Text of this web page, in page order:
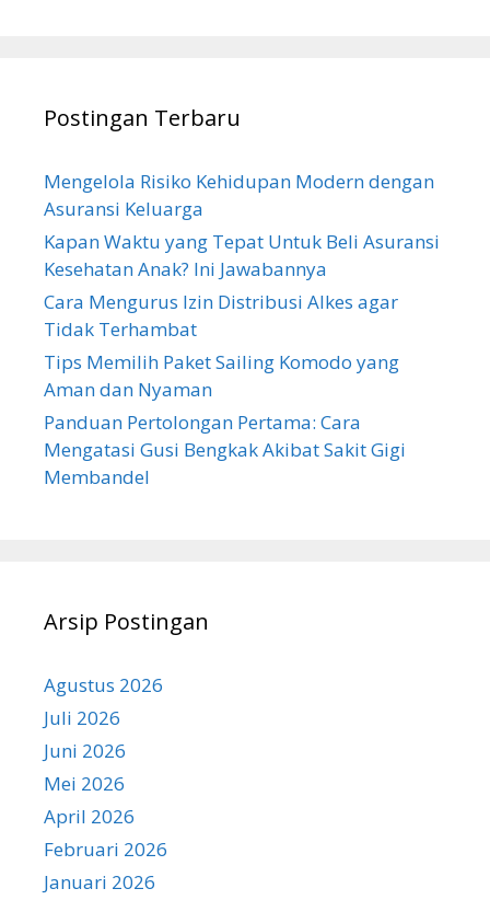
Postingan Terbaru
Mengelola Risiko Kehidupan Modern dengan
Asuransi Keluarga
Kapan Waktu yang Tepat Untuk Beli Asuransi
Kesehatan Anak? Ini Jawabannya
Cara Mengurus Izin Distribusi Alkes agar
Tidak Terhambat
Tips Memilih Paket Sailing Komodo yang
Aman dan Nyaman
Panduan Pertolongan Pertama: Cara
Mengatasi Gusi Bengkak Akibat Sakit Gigi
Membandel
Arsip Postingan
Agustus 2026
Juli 2026
Juni 2026
Mei 2026
April 2026
Februari 2026
Januari 2026